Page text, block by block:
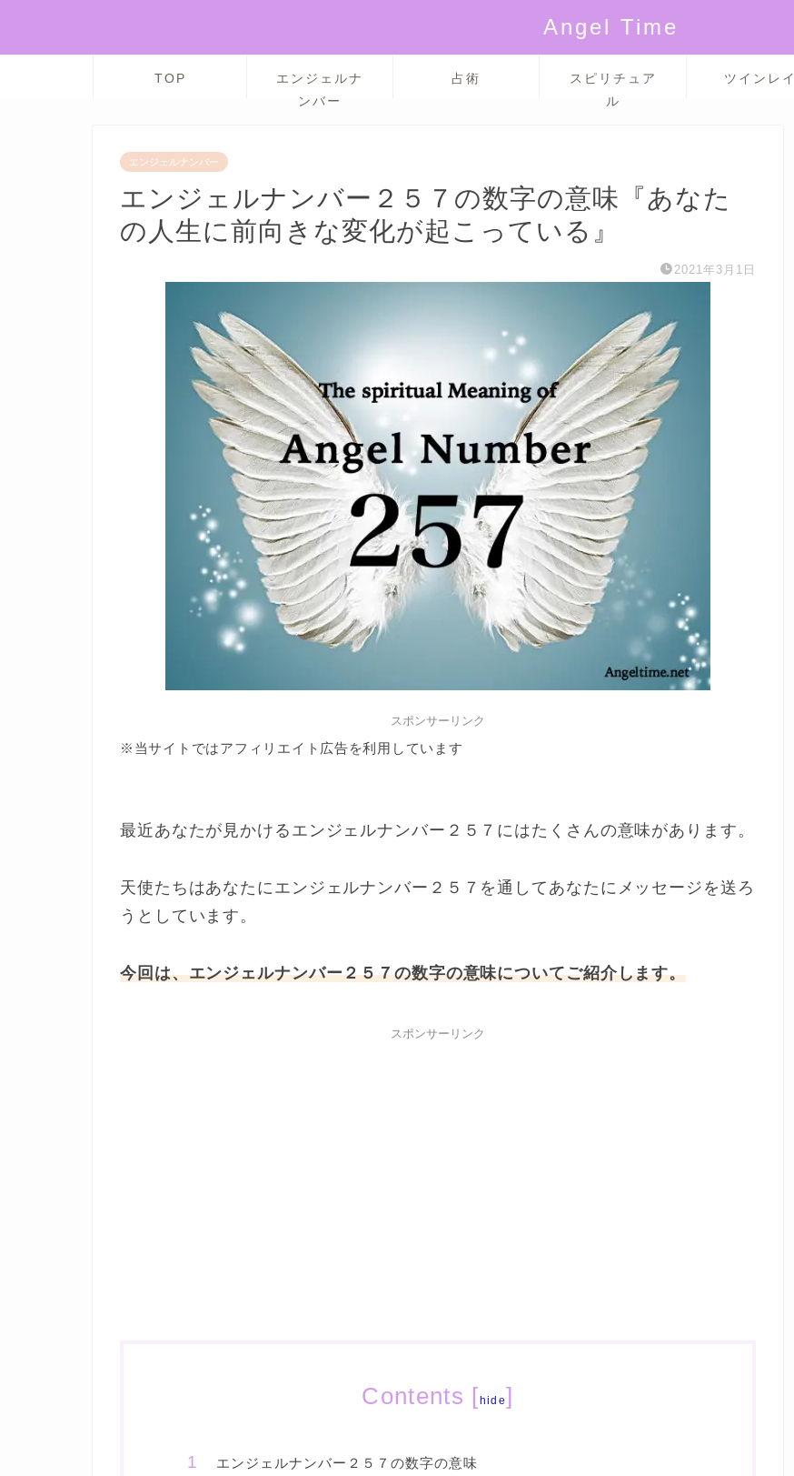
Angel Time
TOP
エンジェルナ
ンバー
占術
スピリチュア
ル
ツインレイ
エンジェルナンバー
エンジェルナンバー２５７の数字の意味『あなた
の人生に前向きな変化が起こっている』
2021年3月1日
スポンサーリンク
※当サイトではアフィリエイト広告を利用しています
最近あなたが見かけるエンジェルナンバー２５７にはたくさんの意味があります。
天使たちはあなたにエンジェルナンバー２５７を通してあなたにメッセージを送ろ
うとしています。
今回は、エンジェルナンバー２５７の数字の意味についてご紹介します。
スポンサーリンク
Contents [ hide]
エンジェルナンバー２５７の数字の意味